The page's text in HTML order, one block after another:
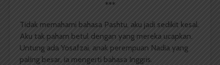
***
Tidak memahami bahasa Pashtu, aku jadi sedikit kesal.
Aku tak paham betul dengan yang mereka ucapkan.
Untung ada Yosafzai, anak perempuan Nadia yang
paling besar, ia mengerti bahasa Inggris.